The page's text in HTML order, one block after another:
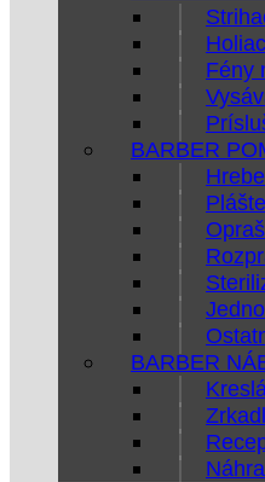
Fény
BARBER
BARBER